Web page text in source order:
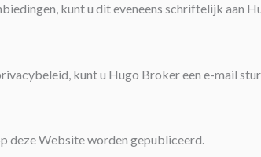
kunt u dit eveneens schriftelijk aan
kunt u Hugo Broker een e-mail
deze Website worden gepubliceerd.